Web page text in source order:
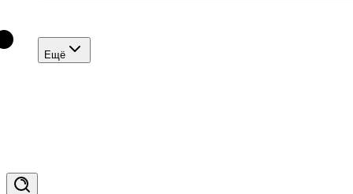
Eщё